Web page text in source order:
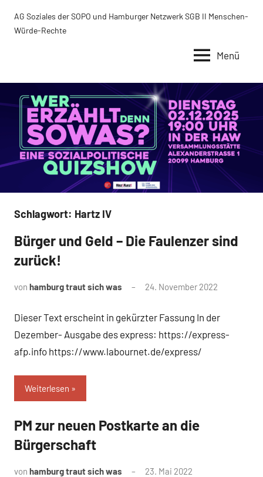
AG Soziales der SOPO und Hamburger Netzwerk SGB II Menschen-
Würde-Rechte
Menü
Schlagwort: Hartz IV
Uncategorized
Bürger und Geld – Die Faulenzer sind
zurück!
von hamburg traut sich was 24. November 2022
Dieser Text erscheint in gekürzter Fassung In der
Dezember- Ausgabe des express: https://express-
afp.info https://www.labournet.de/express/
Weiterlesen
Uncategorized
PM zur neuen Postkarte an die
Bürgerschaft
von hamburg traut sich was 23. Mai 2022